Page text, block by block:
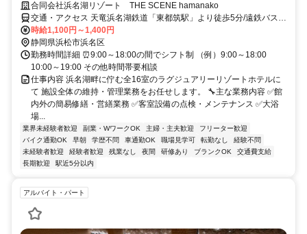
合同会社浜名湖リゾート THE SCENE hamanako
交通・アクセス 天竜浜名湖鉄道「東都筑駅」より徒歩5分/遠鉄バス
「東都筑駅」より徒歩10分
時給1,100円～1,400円
静岡県浜松市浜名区
勤務時間詳細 ⏰9:00～18:00の間でシフト制 （例）9:00～18:00
10:00～19:00 その他時間帯要相談
仕事内容 浜名湖畔に佇む全16室のラグジュアリーリゾートホテルに
て 施設全体の維持・管理業務をお任せします。 🔧主な業務内容 ✅館
内外の簡易修繕・営繕業務 ✅客室設備の点検・メンテナンス ✅大浴
場...
業界未経験者歓迎 副業・WワークOK 主婦・主夫歓迎
フリーター歓迎
バイク通勤OK
早朝 学歴不問 車通勤OK 職場見学可 転勤なし
経験不問
未経験者歓迎
経験者歓迎 残業なし 夜間 研修あり ブランクOK
交通費支給
長期歓迎
駅近5分以内
アルバイト・パート